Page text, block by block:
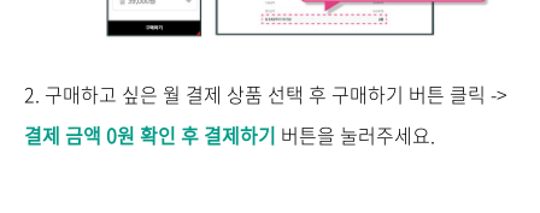
2. 구매하고 싶은 월 결제 상품 선택 후 구매하기 버튼 클릭 ->
결제 금액 0원 확인 후 결제하기 버튼을 눌러주세요.